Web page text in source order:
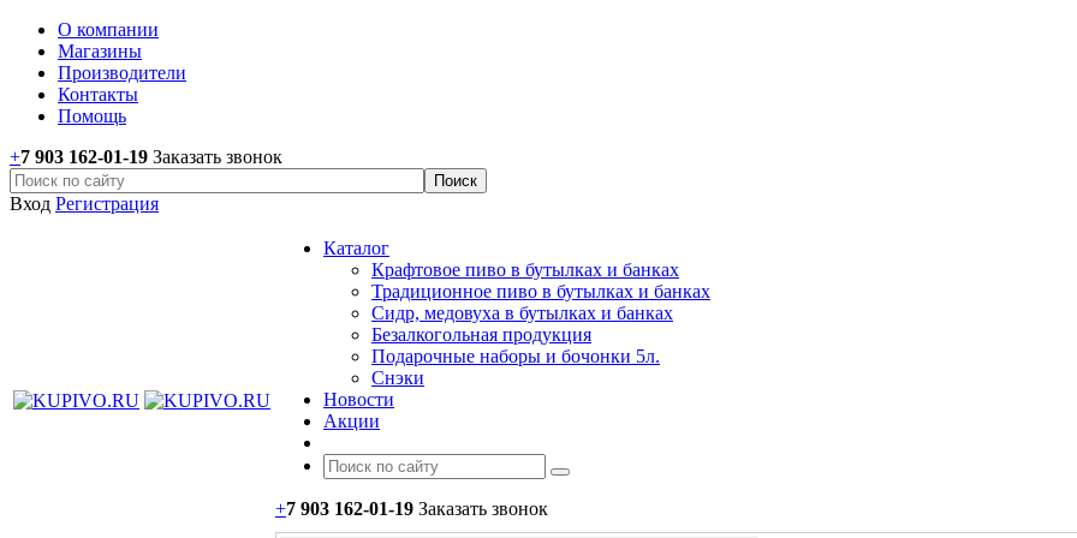
О компании
Магазины
Производители
Контакты
Помощь
+7 903 162-01-19 Заказать звонок
Вход Регистрация
Каталог
Крафтовое пиво в бутылках и банках
Традиционное пиво в бутылках и банках
Сидр, медовуха в бутылках и банках
Безалкогольная продукция
Подарочные наборы и бочонки 5л.
Снэки
Новости
Акции
+7 903 162-01-19 Заказать звонок